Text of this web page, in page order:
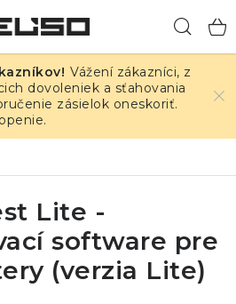
Vážení zákazníci, z
dovoleniek a sťahovania
zásielok oneskoriť.
Lite -
software pre
(verzia Lite)